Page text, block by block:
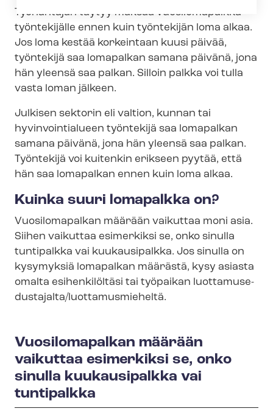
Työnantajan täytyy maksaa vuosilomapalkka
työntekijälle ennen kuin työntekijän loma alkaa.
Jos loma kestää korkeintaan kuusi päivää,
työntekijä saa lomapalkan samana päivänä, jona
hän yleensä saa palkan. Silloin palkka voi tulla
vasta loman jälkeen.
Julkisen sektorin eli valtion, kunnan tai
hyvinvointialueen työntekijä saa lomapalkan
samana päivänä, jona hän yleensä saa palkan.
Työntekijä voi kuitenkin erikseen pyytää, että
hän saa lomapalkan ennen kuin loma alkaa.
Kuinka suuri lomapalkka on?
Vuosilomapalkan määrään vaikuttaa moni asia.
Siihen vaikuttaa esimerkiksi se, onko sinulla
tuntipalkka vai kuukausipalkka. Jos sinulla on
kysymyksiä lomapalkan määrästä, kysy asiasta
omalta esihenkilöltäsi tai työpaikan luot­ta­muse­
dus­ta­jal­ta/luottamusmieheltä.
Vuosilomapalkan määrään
vaikuttaa esimerkiksi se, onko
sinulla kuukausipalkka vai
tuntipalkka